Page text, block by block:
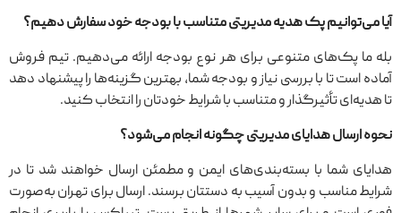
آیا می‌توانیم پک هدیه مدیریتی متناسب با بودجه خود سفارش دهیم؟
بله ما پک‌های متنوعی برای هر نوع بودجه ارائه می‌دهیم. تیم فروش
آماده است تا با بررسی نیاز و بودجه شما، بهترین گزینه‌ها را پیشنهاد دهد
تا هدیه‌ای تأثیرگذار و متناسب با شرایط خودتان را انتخاب کنید.
نحوه ارسال هدایای مدیریتی چگونه انجام می‌شود؟
هدایای شما با بسته‌بندی‌های ایمن و مطمئن ارسال خواهند شد تا در
شرایط مناسب و بدون آسیب به دستتان برسند. ارسال برای تهران به‌صورت